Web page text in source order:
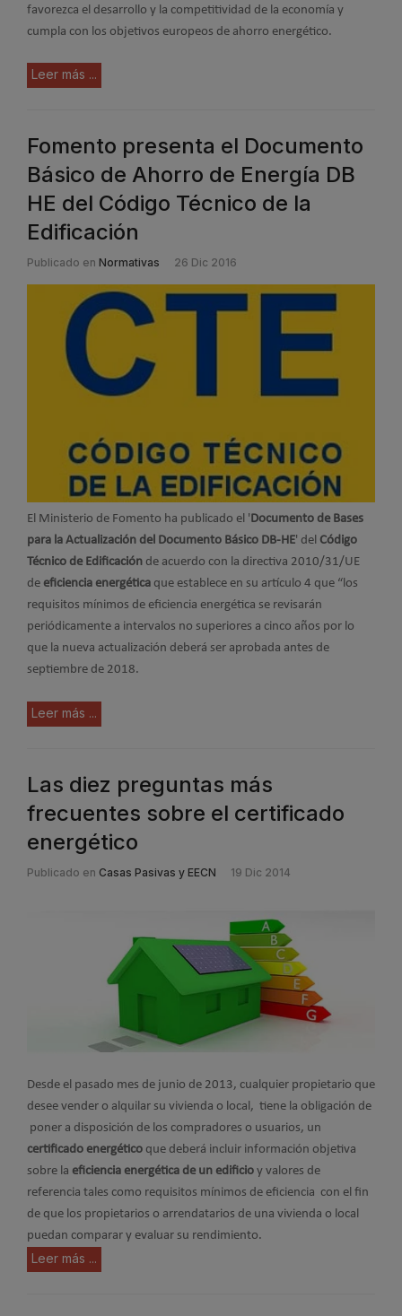
favorezca el desarrollo y la competitividad de la economía y
cumpla con los objetivos europeos de ahorro energético.
Leer más ...
Fomento presenta el Documento
Básico de Ahorro de Energía DB
HE del Código Técnico de la
Edificación
Publicado en Normativas 26 Dic 2016
El Ministerio de Fomento ha publicado el 'Documento de Bases
para la Actualización del Documento Básico DB-HE' del Código
Técnico de Edificación de acuerdo con la directiva 2010/31/UE
de eficiencia energética que establece en su artículo 4 que “los
requisitos mínimos de eficiencia energética se revisarán
periódicamente a intervalos no superiores a cinco años por lo
que la nueva actualización deberá ser aprobada antes de
septiembre de 2018.
Leer más ...
Las diez preguntas más
frecuentes sobre el certificado
energético
Publicado en Casas Pasivas y EECN 19 Dic 2014
Desde el pasado mes de junio de 2013, cualquier propietario que
desee vender o alquilar su vivienda o local, tiene la obligación de
poner a disposición de los compradores o usuarios, un
certificado energético que deberá incluir información objetiva
sobre la eficiencia energética de un edificio y valores de
referencia tales como requisitos mínimos de eficiencia con el fin
de que los propietarios o arrendatarios de una vivienda o local
puedan comparar y evaluar su rendimiento.
Leer más ...